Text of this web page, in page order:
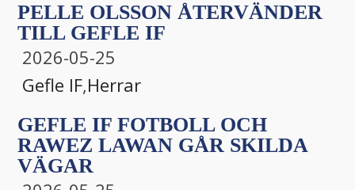
PELLE OLSSON ÅTERVÄNDER
TILL GEFLE IF
2026-05-25
Gefle IF,Herrar
GEFLE IF FOTBOLL OCH
RAWEZ LAWAN GÅR SKILDA
VÄGAR